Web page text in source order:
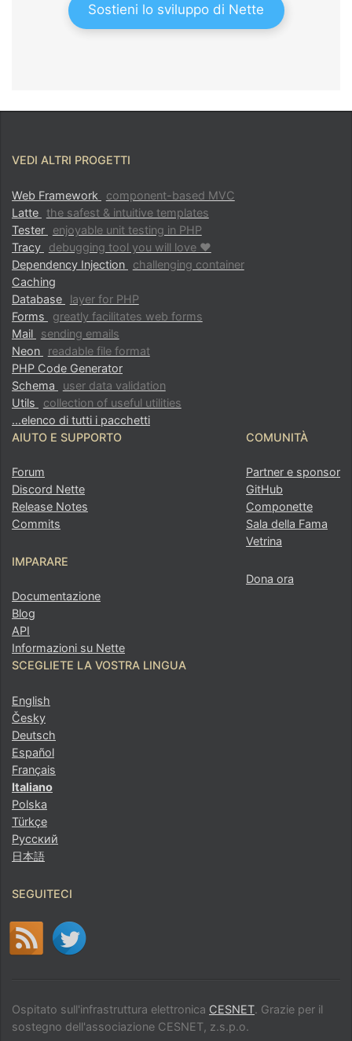
Sostieni lo sviluppo di Nette
VEDI ALTRI PROGETTI
Web Framework
component-based MVC
Latte the safest & intuitive templates
Tester
enjoyable unit testing in PHP
Tracy
debugging tool you will love ♥
Dependency Injection
challenging container
Caching
Database
layer for PHP
Forms
greatly facilitates web forms
Mail
sending emails
Neon
readable file format
PHP Code Generator
Schema
user data validation
Utils
collection of useful utilities
...elenco di tutti i pacchetti
AIUTO E SUPPORTO
Forum
Discord Nette
Release Notes
Commits
IMPARARE
Documentazione
Blog
API
Informazioni su Nette
COMUNITÀ
Partner e sponsor
GitHub
Componette
Sala della Fama
Vetrina
Dona ora
SCEGLIETE LA VOSTRA LINGUA
English
Česky
Deutsch
Español
Français
Italiano
Polska
Türkçe
Русский
日本語
SEGUITECI
Ospitato sull'infrastruttura elettronica CESNET. Grazie per il
sostegno dell'associazione CESNET, z.s.p.o.